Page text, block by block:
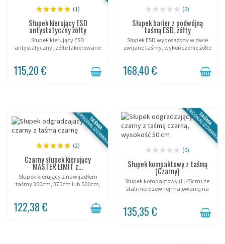
(1)
Słupek kierujący ESD
antystatyczny żółty
Słupek kierujący ESD
antystatyczny , żółte lakierowane
wykończenie ze stali, taśma z
115,20 €
(0)
Słupek barier z podwójną
taśmą ESD, żółty
Słupek ESD wyposażony w dwie
zwijane taśmy, wykończenie żółte
168,40 €
TAŚMA
PERSONALIZOWANA
(2)
Czarny słupek kierujący
MASTER LIMIT z...
Słupek kierujący z nawijadłem
taśmy 300cm, 370cm lub 500cm,
122,38 €
TAŚMA
PERSONALIZOWANA
(0)
Słupek kompaktowy z taśmą
(Czarny)
Słupek kompaktowy (H 45cm) ze
stali nierdzewnej malowanej na
czarno, taśma 300cm (słupek
135,35 €